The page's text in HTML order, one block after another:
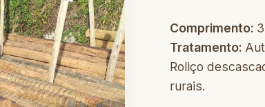
Comprimento:
Tratamento:
Roliço
rurais.